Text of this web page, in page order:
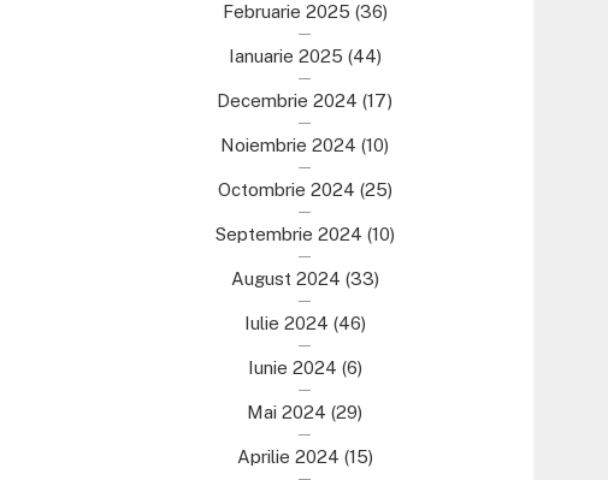
Februarie 2025 (36)
Ianuarie 2025 (44)
Decembrie 2024 (17)
Noiembrie 2024 (10)
Octombrie 2024 (25)
Septembrie 2024 (10)
August 2024 (33)
Iulie 2024 (46)
Iunie 2024 (6)
Mai 2024 (29)
Aprilie 2024 (15)